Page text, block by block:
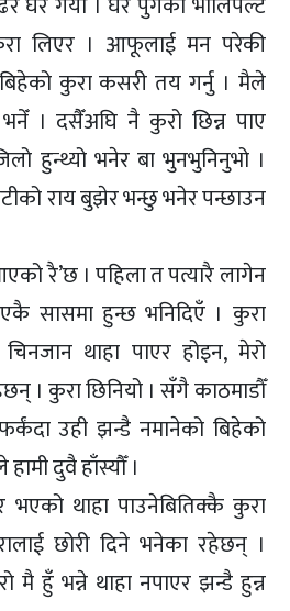
लिएर । आफूलाई मन परेकी
कुरा कसरी तय गर्नु । मैले
। दसैँअघि नै कुरो छिन्न पाए
हुन्थ्यो भनेर बा भुनभुनिनुभो ।
राय बुझेर भन्छु भनेर पन्छाउन
रै’छ । पहिला त पत्यारै लागेन
सासमा हुन्छ भनिदिएँ । कुरा
थाहा पाएर होइन, मेरो
। कुरा छिनियो । सँगै काठमाडौँ
उही झन्डै नमानेको बिहेको
दुवै हाँस्यौँ ।
भएको थाहा पाउनेबितिक्कै कुरा
छोरी दिने भनेका रहेछन् ।
मै हुँ भन्ने थाहा नपाएर झन्डै हुन्न